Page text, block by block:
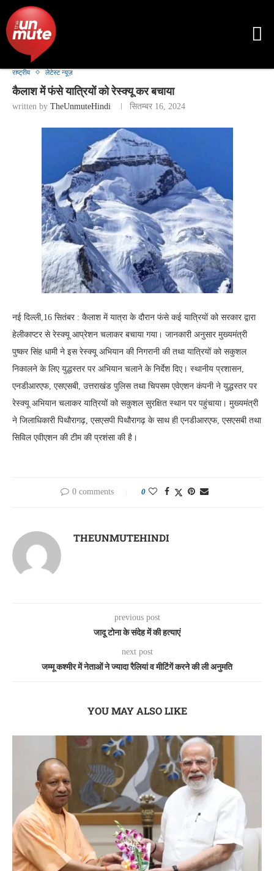
राष्ट्रीय लेटेस्ट न्यूज़
कैलाश में फंसे यात्रियों को रेस्क्यू कर बचाया
written by TheUnmuteHindi सितम्बर 16, 2024
नई दिल्ली,16 सितंबर : कैलाश में यात्रा के दौरान फंसे कई यात्रियों को सरकार द्वारा
हेलीकाप्टर से रेस्क्यू आप्रेशन चलाकर बचाया गया। जानकारी अनुसार मुख्यमंत्री
पुष्कर सिंह धामी ने इस रेस्क्यू अभियान की निगरानी की तथा यात्रियों को सकुशल
निकालने के लिए युद्धस्तर पर अभियान चलाने के निर्देश दिए। स्थानीय प्रशासन,
एनडीआरएफ, एसएसबी, उत्तराखंड पुलिस तथा चिपसम एवेएशन कंपनी ने युद्धस्तर पर
रेस्क्यू अभियान चलाकर यात्रियों को सकुशल सुरक्षित स्थान पर पहुंचाया। मुख्यमंत्री
ने जिलाधिकारी पिथौरागढ़, एसएसपी पिथौरागढ़ के साथ ही एनडीआरएफ, एसएसबी तथा
सिविल एवीएशन की टीम की प्रशंसा की है।
0 comments 0
THEUNMUTEHINDI
previous post
जादू टोना के संदेह में की हत्याएं
next post
जम्मू कश्मीर में नेताओं ने ज्यादा रैलियां व मीटिंगें करने की ली अनुमति
YOU MAY ALSO LIKE